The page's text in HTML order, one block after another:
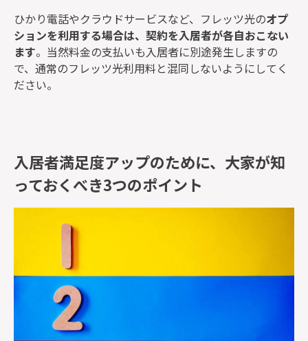
ひかり電話やクラウドサービスなど、フレッツ光のオプ
ションを利用する場合は、契約を入居者が各自おこない
ます。当然料金の支払いも入居者に別途発生しますの
で、通常のフレッツ光利用料と混同しないようにしてく
ださい。
入居者満足度アップのために、大家が知
っておくべき3つのポイント